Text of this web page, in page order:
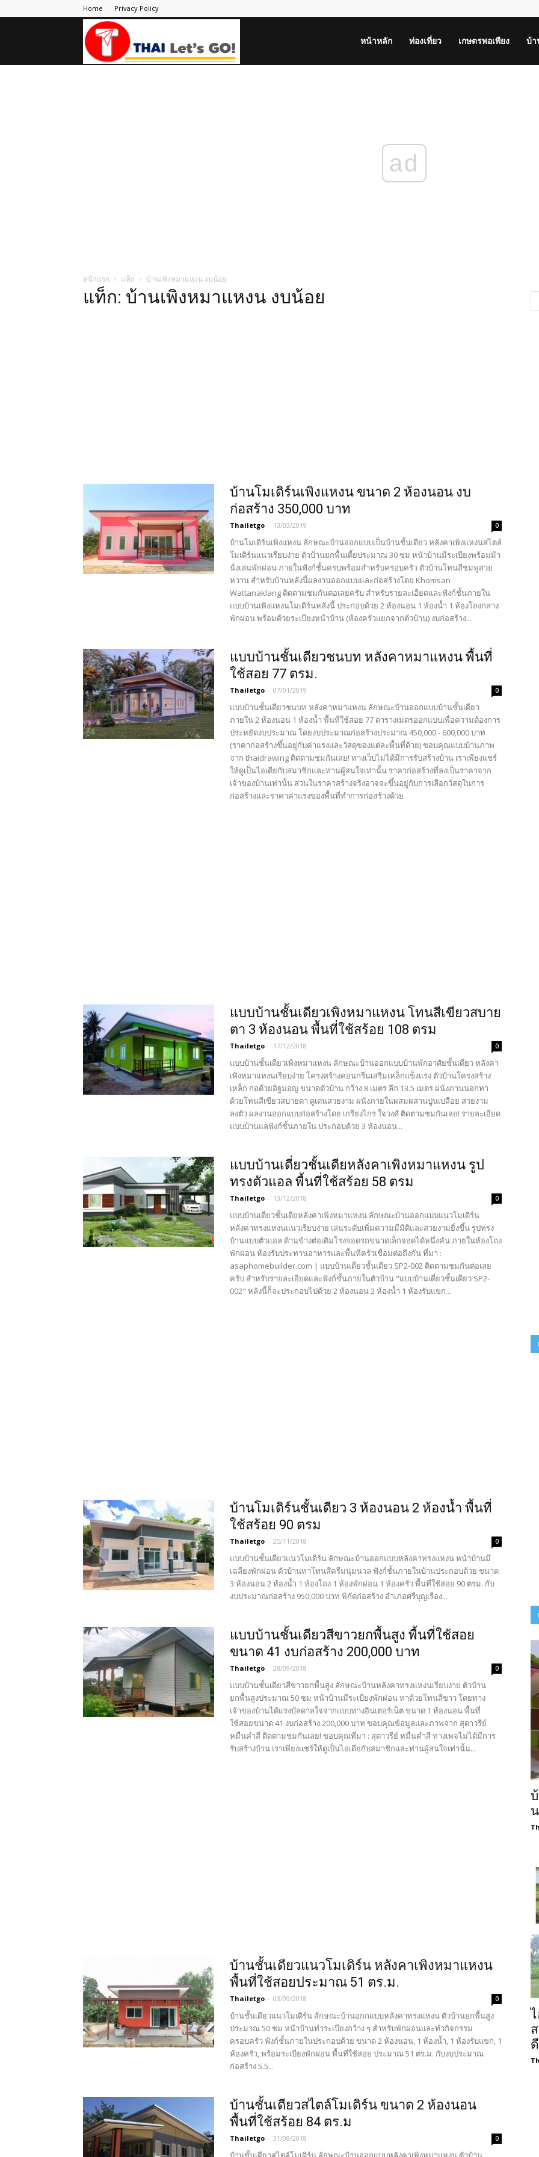
Home Privacy Policy
หน้าหลัก ท่องเที่ยว เกษตรพอเพียง บ้
ad
หน้าแรก แท็ก บ้านเพิงหมาแหงน งบน้อย
แท็ก: บ้านเพิงหมาแหงน งบน้อย
บ้านโมเดิร์นเพิงแหงน ขนาด 2 ห้องนอน งบ
ก่อสร้าง 350,000 บาท
Thailetgo - 13/03/2019 0
บ้านโมเดิร์นเพิงแหงน ลักษณะบ้านออกแบบเป็นบ้านชั้นเดียว หลังคาเพิงแหงนสไตล์
โมเดิร์นแนวเรียบง่าย ตัวบ้านยกพื้นเตี้ยประมาณ 30 ซม หน้าบ้านมีระเบียงพร้อมม้า
นั่งเล่นพักผ่อน ภายในฟังก์ชั้นครบพร้อมสำหรับครอบครัว ตัวบ้านโทนสีชมพูสวย
หวาน สำหรับบ้านหลังนี้ผลงานออกแบบและก่อสร้างโดย Khomsan
Wattanaklang ติดตามชมกันต่อเลยครับ สำหรับรายละเอียดและฟังก์ชั้นภายใน
แบบบ้านเพิงแหงนโมเดิร์นหลังนี้ ประกอบด้วย 2 ห้องนอน 1 ห้องน้ำ 1 ห้องโถงกลาง
พักผ่อน พร้อมด้วยระเบียงหน้าบ้าน (ห้องครัวแยกจากตัวบ้าน) งบก่อสร้าง...
แบบบ้านชั้นเดียวชนบท หลังคาหมาแหงน พื้นที่
ใช้สอย 77 ตรม.
Thailetgo - 07/01/2019 0
แบบบ้านชั้นเดียวชนบท หลังคาหมาแหงน ลักษณะบ้านออกแบบบ้านชั้นเดียว
ภายใน 2 ห้องนอน 1 ห้องน้ำ พื้นที่ใช้สอย 77 ตารางเมตรออกแบบเพื่อความต้องการ
ประหยัดงบประมาณ โดยงบประมาณก่อสร้างประมาณ 450,000 - 600,000 บาท
(ราคาก่อสร้างขึ้นอยู่กับค่าแรงและวัสดุของแต่ละพื้นที่ด้วย) ขอบคุณแบบบ้านภาพ
จาก thaidrawing ติดตามชมกันเลย! ทางเว็บไม่ได้มีการรับสร้างบ้าน เราเพียงแชร์
ให้ดูเป็นไอเดียกับสมาชิกและท่านผู้สนใจเท่านั้น ราคาก่อสร้างที่ลงเป็นราคาจาก
เจ้าของบ้านเท่านั้น ส่วนในราคาสร้างจริงอาจจะขึ้นอยู่กับการเลือกวัสดุในการ
ก่อสร้างและราคาค่าแรงของพื้นที่ทำการก่อสร้างด้วย
แบบบ้านชั้นเดียวเพิงหมาแหงน โทนสีเขียวสบาย
ตา 3 ห้องนอน พื้นที่ใช้สร้อย 108 ตรม
Thailetgo - 17/12/2018 0
แบบบ้านชั้นเดียวเพิงหมาแหงน ลักษณะบ้านออกแบบบ้านพักอาศัยชั้นเดียว หลังคา
เพิงหมาแหงนเรียบง่าย โครงสร้างคอนกรีนเสริมเหล็กแข็งแรง ตัวบ้านโครงสร้าง
เหล็ก ก่อด้วยอิฐมอญ ขนาดตัวบ้าน กว้าง 8 เมตร ลึก 13.5 เมตร ผนังภานนอกทา
ด้วยโทนสีเขียวสบายตา ดูเด่นสวยงาม ผนังภายในผสมผสานปูนเปลือย สวยงาม
ลงตัว ผลงานออกแบบก่อสร้างโดย เกรียงไกร ใจวงศ์ ติดตามชมกันเลย! รายละเอียด
แบบบ้านแลฟังก์ชั้นภายใน ประกอบด้วย 3 ห้องนอน...
แบบบ้านเดี่ยวชั้นเดียหลังคาเพิงหมาแหงน รูป
ทรงตัวแอล พื้นที่ใช้สร้อย 58 ตรม
Thailetgo - 13/12/2018 0
แบบบ้านเดี่ยวชั้นเดียหลังคาเพิงหมาแหงน ลักษณะบ้านออกแบบแนวโมเดิร์น
หลังคาทรงแหงนแนวเรียบง่าย เล่นระดับเพิ่มความมีมิติและสวยงามยิ่งขึ้น รูปทรง
บ้านแบบตัวแอล ด้านข้างต่อเดิมโรงจอดรถขนาดเล็กจอดได้หนึ่งคัน ภายในห้องโถง
พักผ่อน ห้องรับประทานอาหารและพื้นที่ครัวเชื่อมต่อถึงกัน ที่มา :
asaphomebuilder.com | แบบบ้านเดี่ยวชั้นเดียว SP2-002 ติดตามชมกันต่อเลย
ครับ สำหรับรายละเอียดและฟังก์ชั้นภายในตัวบ้าน "แบบบ้านเดี่ยวชั้นเดียว SP2-
002" หลังนี้ก็จะประกอบไปด้วย 2 ห้องนอน 2 ห้องน้ำ 1 ห้องรับแขก...
บ้านโมเดิร์นชั้นเดียว 3 ห้องนอน 2 ห้องน้ำ พื้นที่
ใช้สร้อย 90 ตรม
Thailetgo - 25/11/2018 0
แบบบ้านชั้นเดียวแนวโมเดิร์น ลักษณะบ้านออกแบบหลังคาทรงแหงน หน้าบ้านมี
เฉลียงพักผ่อน ตัวบ้านทาโทนสีครีมนุ่มนวล ฟังก์ชั้นภายในบ้านประกอบด้วย ขนาด
3 ห้องนอน 2 ห้องน้ำ 1 ห้องโถง 1 ห้องพักผ่อน 1 ห้องครัว พื้นที่ใช้สอย 90 ตรม. กับ
งบประมาณก่อสร้าง 950,000 บาท พิกัดก่อสร้าง อำเภอศรีบุญเรือง...
แบบบ้านชั้นเดียวสีขาวยกพื้นสูง พื้นที่ใช้สอย
ขนาด 41 งบก่อสร้าง 200,000 บาท
Thailetgo - 28/09/2018 0
แบบบ้านชั้นเดียวสีขาวยกพื้นสูง ลักษณะบ้านหลังคาทรงแหงนเรียบง่าย ตัวบ้าน
ยกพื้นสูงประมาณ 50 ซม หน้าบ้านมีระเบียงพักผ่อน ทาด้วยโทนสีขาว โดยทาง
เจ้าของบ้านได้แรงบัลดาลใจจากแบบทางอินเตอร์เน็ต ขนาด 1 ห้องนอน พื้นที่
ใช้สอยขนาด 41 งบก่อสร้าง 200,000 บาท ขอบคุณข้อมูลและภาพจาก สุดาวรีย์
หมื่นคำสี ติดตามชมกันเลย! ขอบคุณที่มา : สุดาวรีย์ หมื่นคำสี ทางเพจไม่ได้มีการ
รับสร้างบ้าน เราเพียงแชร์ให้ดูเป็นไอเดียกับสมาชิกและท่านผู้สนใจเท่านั้น...
บ้านชั้นเดียวแนวโมเดิร์น หลังคาเพิงหมาแหงน
พื้นที่ใช้สอยประมาณ 51 ตร.ม.
Thailetgo - 03/09/2018 0
บ้านชั้นเดียวแนวโมเดิร์น ลักษณะบ้านอกกแบบหลังคาทรงแหงน ตัวบ้านยกพื้นสูง
ประมาณ 50 ซม หน้าบ้านทำระเบียงกว้าง ๆ สำหรับพักผ่อนและทำกิจกรรม
ครอบครัว ฟังก์ชั้นภายในประกอบด้วย ขนาด 2 ห้องนอน, 1 ห้องน้ำ, 1 ห้องรับแขก, 1
ห้องครัว, พร้อมระเบียงพักผ่อน พื้นที่ใช้สอย ประมาณ 51 ตร.ม. กับงบประมาณ
ก่อสร้าง 5.5...
บ้านชั้นเดียวสไตล์โมเดิร์น ขนาด 2 ห้องนอน
พื้นที่ใช้สร้อย 84 ตร.ม
Thailetgo - 31/08/2018 0